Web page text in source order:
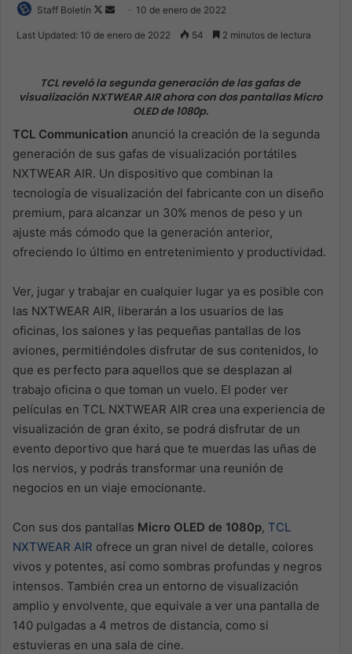
Staff Boletín
Follow
Send 10 de enero de 2022
Last Updated: 10 de enero de 2022 54 2 minutos de lectura
TCL reveló la segunda generación de las gafas de
visualización NXTWEAR AIR ahora con dos pantallas Micro
OLED de 1080p.
TCL Communication anunció la creación de la segunda
generación de sus gafas de visualización portátiles
NXTWEAR AIR. Un dispositivo que combinan la
tecnología de visualización del fabricante con un diseño
premium, para alcanzar un 30% menos de peso y un
ajuste más cómodo que la generación anterior,
ofreciendo lo último en entretenimiento y productividad.
Ver, jugar y trabajar en cualquier lugar ya es posible con
las NXTWEAR AIR, liberarán a los usuarios de las
oficinas, los salones y las pequeñas pantallas de los
aviones, permitiéndoles disfrutar de sus contenidos, lo
que es perfecto para aquellos que se desplazan al
trabajo oficina o que toman un vuelo. El poder ver
películas en TCL NXTWEAR AIR crea una experiencia de
visualización de gran éxito, se podrá disfrutar de un
evento deportivo que hará que te muerdas las uñas de
los nervios, y podrás transformar una reunión de
negocios en un viaje emocionante.
Con sus dos pantallas Micro OLED de 1080p, TCL
NXTWEAR AIR ofrece un gran nivel de detalle, colores
vivos y potentes, así como sombras profundas y negros
intensos. También crea un entorno de visualización
amplio y envolvente, que equivale a ver una pantalla de
140 pulgadas a 4 metros de distancia, como si
estuvieras en una sala de cine.